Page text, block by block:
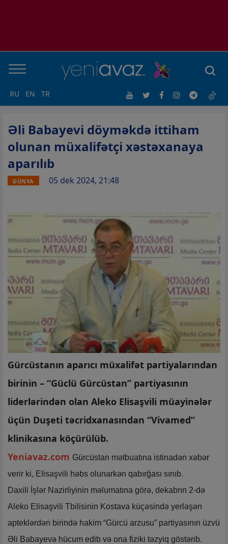
RU EN TR
Əli Babayevi döyməkdə ittiham
olunan müxalifətçi xəstəxanaya
aparılıb
DÜNYA 05 dek 2024, 21:48
Gürcüstanın aparıcı müxalifət partiyalarından
birinin – “Güclü Gürcüstan” partiyasının
liderlərindən olan Aleko Elisaşvili müayinələr
üçün Duşeti təcridxanasından “Vivamed”
klinikasına köçürülüb.
Yeniavaz.com Gürcüstan mətbuatına istinadən xəbər
verir ki, Elisaşvili həbs olunarkən qabırğası sınıb.
Daxili İşlər Nazirliyinin məlumatına görə, dekabrın 2-də
Aleko Elisaşvili Tbilisinin Kostava küçəsində yerləşən
apteklərdən birində hakim “Gürcü arzusu” partiyasının üzvü
Əli Babayevə hücum edib və ona fiziki təzyiq göstərib.